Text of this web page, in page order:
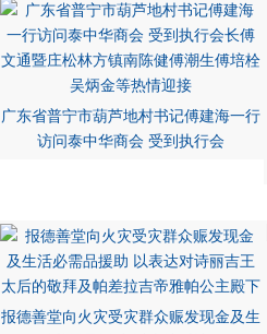
广东省普宁市葫芦地村书记傅建海一行
访问泰中华商会 受到执行会
报德善堂向火灾受灾群众赈发现金及生